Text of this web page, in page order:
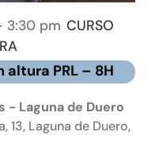
3:30 pm CURSO
altura PRL – 8H
- Laguna de Duero
13, Laguna de Duero,